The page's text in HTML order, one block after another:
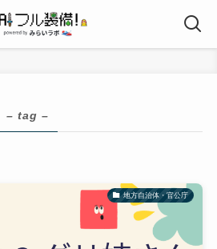
– tag –
地方自治体・官公庁